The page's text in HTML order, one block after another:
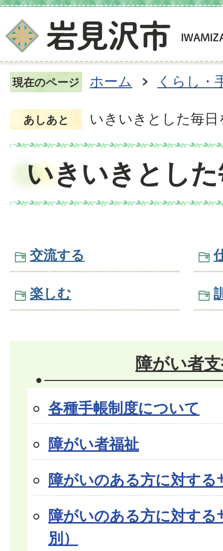
現在のページ ホーム くらし・
あしあと いきいきとした毎日
いきいきとし
交流する
楽しむ
障がい者
各種手帳制度について
障がい者福祉
障がいのある方に対す
障がいのある方に対する
別）